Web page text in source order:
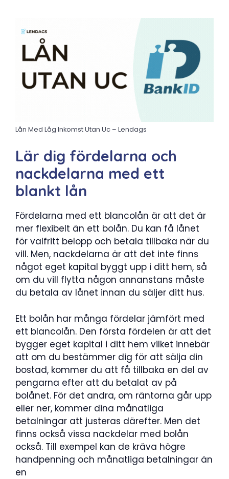
Lån Med Låg Inkomst Utan Uc – Lendags
Lär dig fördelarna och
nackdelarna med ett
blankt lån
Fördelarna med ett blancolån är att det är
mer flexibelt än ett bolån. Du kan få lånet
för valfritt belopp och betala tillbaka när du
vill. Men, nackdelarna är att det inte finns
något eget kapital byggt upp i ditt hem, så
om du vill flytta någon annanstans måste
du betala av lånet innan du säljer ditt hus.
Ett bolån har många fördelar jämfört med
ett blancolån. Den första fördelen är att det
bygger eget kapital i ditt hem vilket innebär
att om du bestämmer dig för att sälja din
bostad, kommer du att få tillbaka en del av
pengarna efter att du betalat av på
bolånet. För det andra, om räntorna går upp
eller ner, kommer dina månatliga
betalningar att justeras därefter. Men det
finns också vissa nackdelar med bolån
också. Till exempel kan de kräva högre
handpenning och månatliga betalningar än
en